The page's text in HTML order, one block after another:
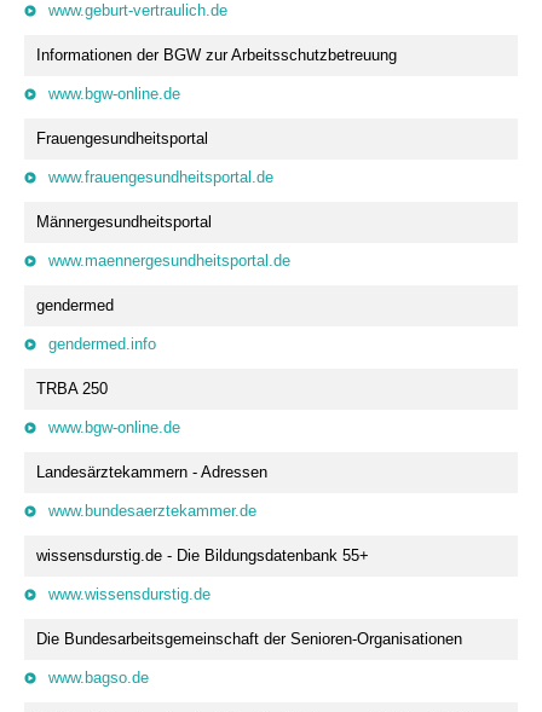
www.geburt-vertraulich.de
Informationen der BGW zur Arbeitsschutzbetreuung
www.bgw-online.de
Frauengesundheitsportal
www.frauengesundheitsportal.de
Männergesundheitsportal
www.maennergesundheitsportal.de
gendermed
gendermed.info
TRBA 250
www.bgw-online.de
Landesärztekammern - Adressen
www.bundesaerztekammer.de
wissensdurstig.de - Die Bildungsdatenbank 55+
www.wissensdurstig.de
Die Bundesarbeitsgemeinschaft der Senioren-Organisationen
www.bagso.de